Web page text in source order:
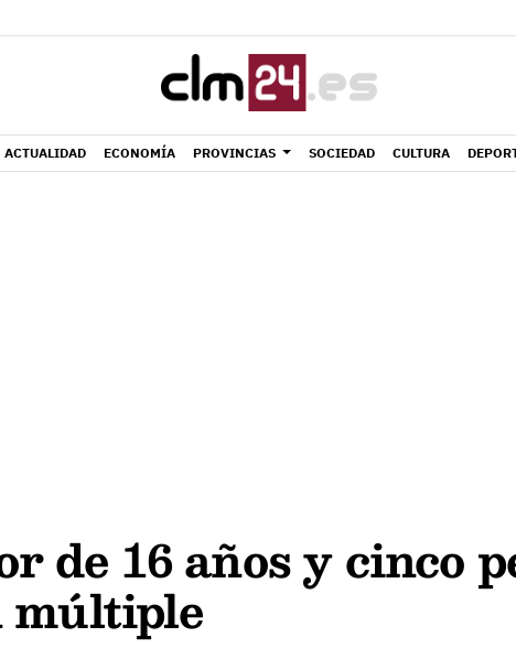
ACTUALIDAD ECONOMÍA PROVINCIAS SOCIEDAD CULTURA
de 16 años y cinco
múltiple